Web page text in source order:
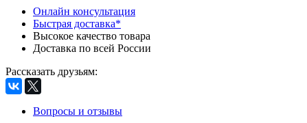
Онлайн консультация
Быстрая доставка*
Высокое качество товара
Доставка по всей России
Рассказать друзьям:
Вопросы и отзывы